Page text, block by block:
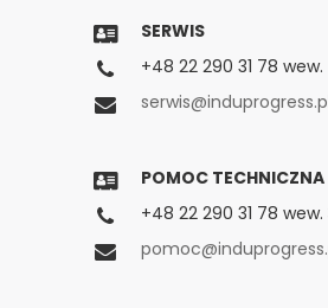
SERWIS
+48 22 290 31 78 wew.
POMOC TECHNICZNA
+48 22 290 31 78 wew.